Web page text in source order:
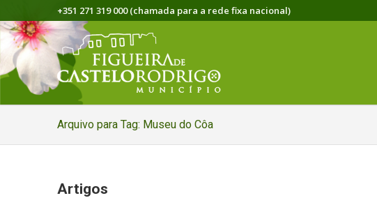
+351 271 319 000 (chamada para a rede fixa nacional)
Arquivo para Tag: Museu do Côa
Artigos